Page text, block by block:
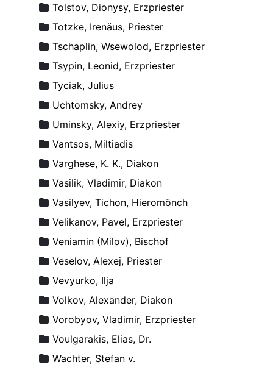
Tolstov, Dionysy, Erzpriester
Totzke, Irenäus, Priester
Tschaplin, Wsewolod, Erzpriester
Tsypin, Leonid, Erzpriester
Tyciak, Julius
Uchtomsky, Andrey
Uminsky, Alexiy, Erzpriester
Vantsos, Miltiadis
Varghese, K. K., Diakon
Vasilik, Vladimir, Diakon
Vasilyev, Tichon, Hieromönch
Velikanov, Pavel, Erzpriester
Veniamin (Milov), Bischof
Veselov, Alexej, Priester
Vevyurko, Ilja
Volkov, Alexander, Diakon
Vorobyov, Vladimir, Erzpriester
Voulgarakis, Elias, Dr.
Wachter, Stefan v.